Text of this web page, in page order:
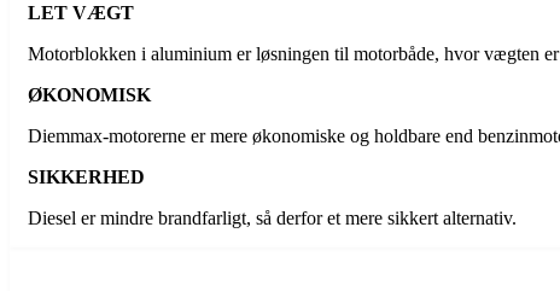
LET VÆGT
Motorblokken i aluminium er løsningen til motorbåde, hvor vægten
ØKONOMISK
Diemmax-motorerne er mere økonomiske og holdbare end
SIKKERHED
Diesel er mindre brandfarligt, så derfor et mere sikkert alternativ.